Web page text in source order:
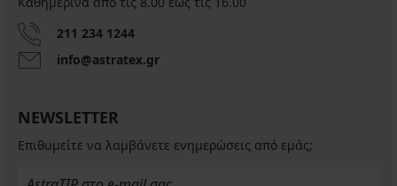
211 234 1244
info@astratex.gr
NEWSLETTER
Επιθυμείτε να λαμβάνετε ενημερώσεις από εμάς;